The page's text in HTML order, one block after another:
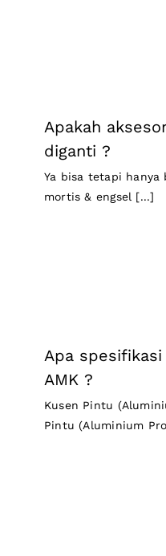
Apakah
diganti ?
Ya bisa tetapi
mortis & engsel [...]
Apa
AMK ?
Kusen Pintu
Pintu (Aluminium